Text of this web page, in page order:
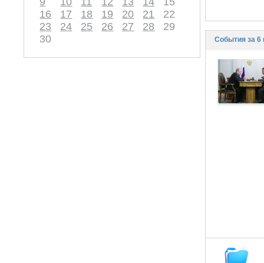
16
17 18 19 20 21
22
23
24 25 26 27 28
29
30
События за 6